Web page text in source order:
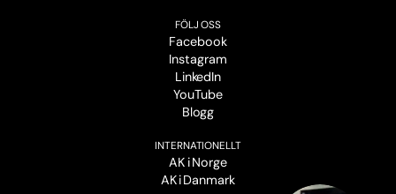
FÖLJ OSS
Facebook
Instagram
LinkedIn
YouTube
Blogg
INTERNATIONELLT
AK i Norge
AK i Danmark